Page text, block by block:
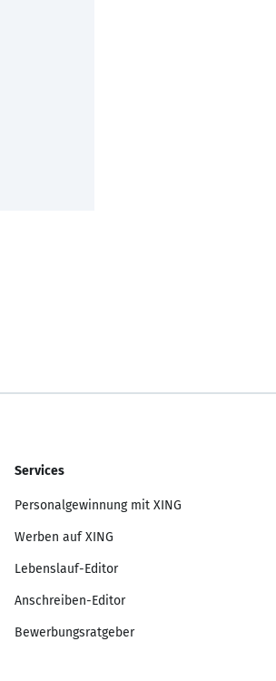
Services
Personalgewinnung mit XING
Werben auf XING
Lebenslauf-Editor
Anschreiben-Editor
Bewerbungsratgeber